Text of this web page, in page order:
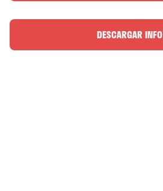
DESCARGAR INFO